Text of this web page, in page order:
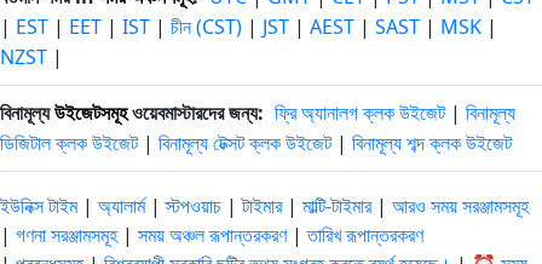
| EST | EET | IST | চীন (CST) | JST | AEST | SAST | MSK |
NZST |
বিনামূল্যউইজেটসমূহওয়েবমাস্টারদের জন্য: ফ্রি অ্যানালগ ক্লক উইজেট| বিনামূল্য
ডিজিটাল ক্লক উইজেট| বিনামূল্য টেক্সট ক্লক উইজেট| বিনামূল্য শব্দ ক্লক উইজেট
ইউনিক্স টাইম| অ্যালার্ম|স্টপওয়াচ |টাইমার| মাল্টি-টাইমার| আরও সময় সরঞ্জামসমূহ
| গণনা সরঞ্জামসমূহ | সময় অঞ্চল রূপান্তরকরণ |তারিখ রূপান্তরকরণ